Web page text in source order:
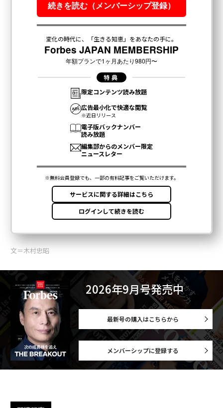
文＝木村忠昭
2026年9月号発売中
最新号の購入はこちらから
メンバーシップに登録する